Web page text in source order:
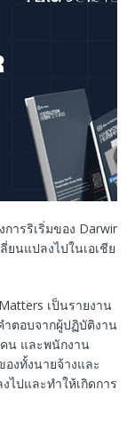
การริเริ่มของ
นแปลงไปในเอเชีย (ภ
เป็นรายงาน
ตอบจากผู้ปฏิบัติงาน
น และพนักงาน
งทั้งนายจ้างและ
ไปและทำให้เกิดการ